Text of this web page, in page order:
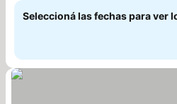
Seleccioná las fechas para ver